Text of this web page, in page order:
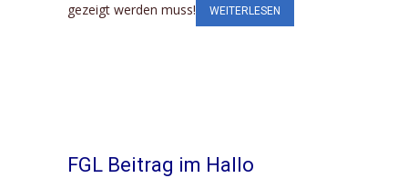
gezeigt werden muss!
WEITERLESEN
FGL Beitrag im Hallo